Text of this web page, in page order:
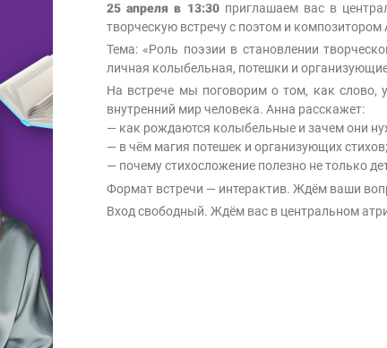
25 апреляв 13:30 приглашаем вас в
творческую встречу с поэтом и
Тема: «Роль поэзии в становлении
личная колыбельная, потешки и организующие
На встрече мы поговорим о том, как слово,
внутренний мир человека. Анна расскажет:
— как рождаются колыбельные и зачем они
— в чём магия потешек и организующих стихов;
— почему стихосложение полезно не только
Формат встречи — интерактив. Ждём ваши
Вход свободный. Ждём вас в центральном